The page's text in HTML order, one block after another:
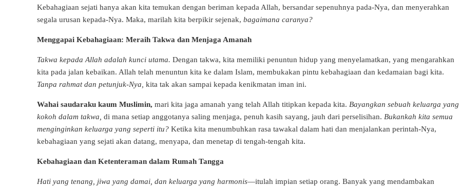
Kebahagiaan sejati hanya akan kita temukan dengan beriman kepada Allah, bersandar sepenuhnya pada-Nya, dan menyerahkan
segala urusan kepada-Nya. Maka, marilah kita berpikir sejenak, bagaimana caranya?
Menggapai Kebahagiaan: Meraih Takwa dan Menjaga Amanah
Takwa kepada Allah adalah kunci utama. Dengan takwa, kita memiliki penuntun hidup yang menyelamatkan, yang mengarahkan
kita pada jalan kebaikan. Allah telah menuntun kita ke dalam Islam, membukakan pintu kebahagiaan dan kedamaian bagi kita.
Tanpa rahmat dan petunjuk-Nya, kita tak akan sampai kepada kenikmatan iman ini.
Wahai saudaraku kaum Muslimin, mari kita jaga amanah yang telah Allah titipkan kepada kita. Bayangkan sebuah keluarga yang
kokoh dalam takwa, di mana setiap anggotanya saling menjaga, penuh kasih sayang, jauh dari perselisihan. Bukankah kita semua
menginginkan keluarga yang seperti itu? Ketika kita menumbuhkan rasa tawakal dalam hati dan menjalankan perintah-Nya,
kebahagiaan yang sejati akan datang, menyapa, dan menetap di tengah-tengah kita.
Kebahagiaan dan Ketenteraman dalam Rumah Tangga
Hati yang tenang, jiwa yang damai, dan keluarga yang harmonis—itulah impian setiap orang. Banyak yang mendambakan